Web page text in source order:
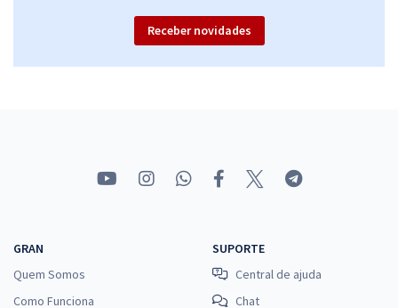
Receber novidades
GRAN
Quem Somos
Como Funciona
SUPORTE
Central de ajuda
Chat